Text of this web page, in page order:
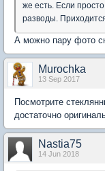
же есть. Если
разводы.
А можно пару фото
Murochka
13 Sep 2017
Посмотрите
достаточно
Nastia75
14 Jun 2018